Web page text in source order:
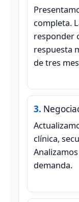
completa.
responder
respuesta
de tres
clínica,
demanda.